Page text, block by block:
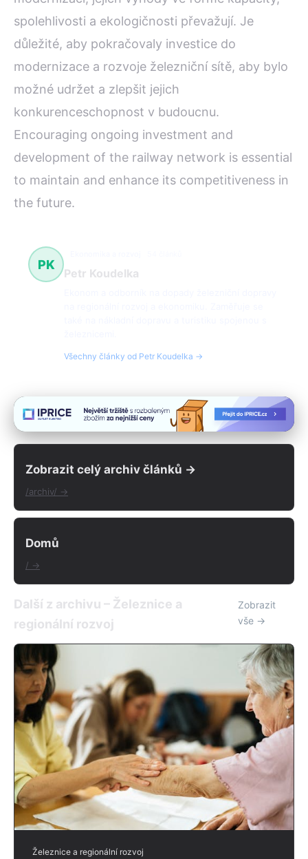
spolehlivosti a ekologičnosti převažují. Je
důležité, aby pokračovaly investice do
modernizace a rozvoje železniční sítě, aby bylo
možné udržet a zlepšit jejich
konkurenceschopnost v budoucnu.
Encouraging ongoing investment and
development of the railway network is essential
to maintain and enhance its competitiveness in
the future.
PK
Petr Koudelka
Všechny články od Petr Koudelka →
Zobrazit celý archiv článků →
/archiv/ →
Domů
/ →
Další z archivu – Železnice a
regionální rozvoj
Zobrazit
vše →
Železnice a regionální rozvoj